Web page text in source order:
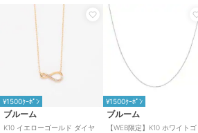
¥1500ｸｰﾎﾟﾝ
ブルーム
K10 イエローゴールド ダイヤ
¥1500ｸｰﾎﾟﾝ
ブルーム
【WEB限定】K10 ホワイトゴ